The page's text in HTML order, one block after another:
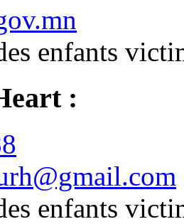
enfants
:
enfants